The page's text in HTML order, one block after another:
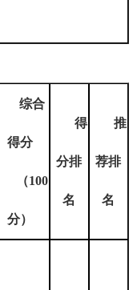
综合
得分
（100
分）
得
分排
名
推
荐排
名